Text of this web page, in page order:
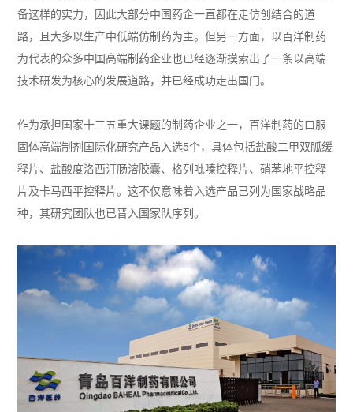
备这样的实力，因此大部分中国药企一直都在走仿创结合的道
路，且大多以生产中低端仿制药为主。但另一方面，以百洋制药
为代表的众多中国高端制药企业也已经逐渐摸索出了一条以高端
技术研发为核心的发展道路，并已经成功走出国门。
作为承担国家十三五重大课题的制药企业之一，百洋制药的口服
固体高端制剂国际化研究产品入选5个，具体包括盐酸二甲双胍缓
释片、盐酸度洛西汀肠溶胶囊、格列吡嗪控释片、硝苯地平控释
片及卡马西平控释片。这不仅意味着入选产品已列为国家战略品
种，其研究团队也已晋入国家队序列。